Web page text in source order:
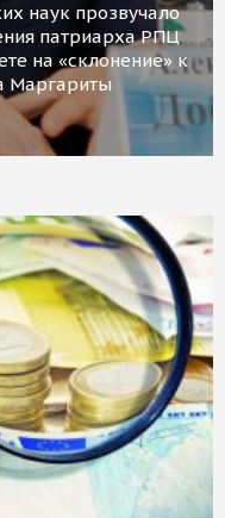
наук прозвучало
патриарха РПЦ
на «склонение» к
Маргариты